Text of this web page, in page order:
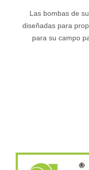
Las bombas de
diseñadas para
para su campo
instalación
de aceite